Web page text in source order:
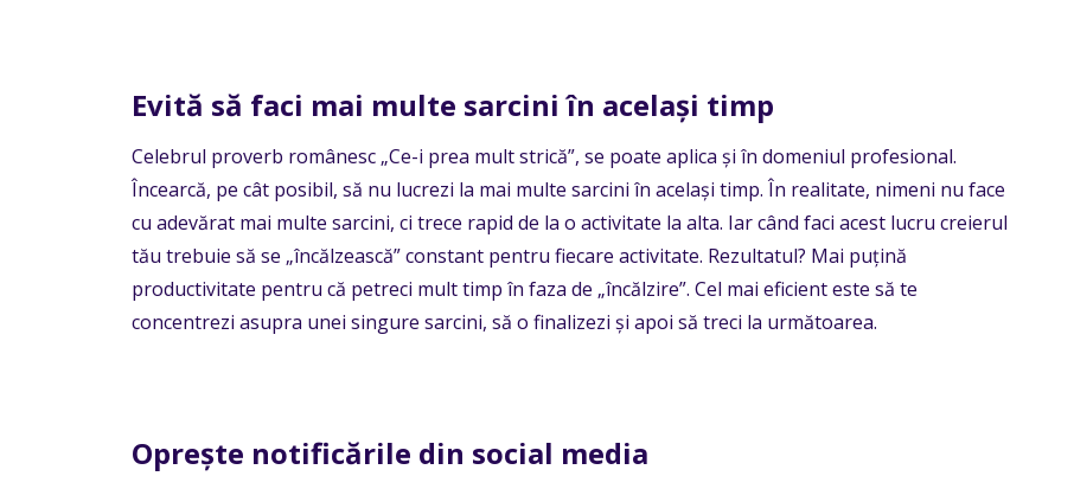
Evită să faci mai multe sarcini în același timp
Celebrul proverb românesc „Ce-i prea mult strică”, se poate aplica și în domeniul profesional.
Încearcă, pe cât posibil, să nu lucrezi la mai multe sarcini în același timp. În realitate, nimeni nu face
cu adevărat mai multe sarcini, ci trece rapid de la o activitate la alta. Iar când faci acest lucru creierul
tău trebuie să se „încălzească”constant pentru fiecare activitate. Rezultatul? Mai puțină
productivitate pentru că petreci mult timp în faza de „încălzire”. Cel mai eficient este să te
concentrezi asupra unei singure sarcini, să o finalizezi și apoi să treci la următoarea.
Oprește notificările din social media